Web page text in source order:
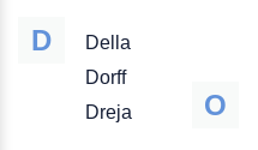
D
Della
Dorff
Dreja
O